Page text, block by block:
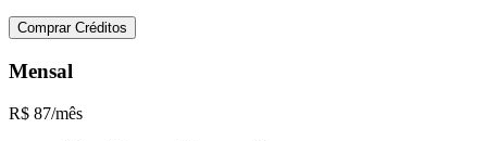
Comprar Créditos
Mensal
R$ 87/mês